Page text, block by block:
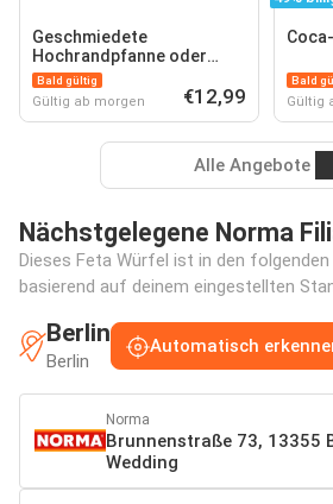
Geschmiedete
Hochrandpfanne oder
Topf "Weston"
Bald gültig
Gültig ab morgen €12,99
Bald
Gültig
Alle Angebote
Nächstgelegene Norma
Dieses Feta Würfel ist in den folgenden
basierend auf deinem eingestellten
Berlin
Berlin
Automatisch
Norma
Brunnenstraße 73, 13355
Wedding